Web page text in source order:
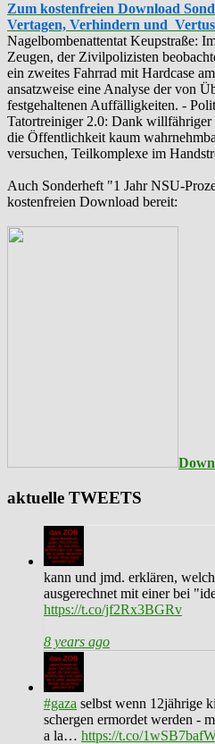
Zum kostenfreien Download
Vertagen, Verhindern und
‪Nagelbombenattentat‬ ‎Keupstraße‬:
Zeugen, der Zivilpolizisten
ein zweites Fahrrad mit Hardcase
ansatzweise eine Analyse der von
festgehaltenen Auffälligkeiten. -
‪Tatortreiniger‬ 2.0: Dank
die Öffentlichkeit kaum
versuchen, Teilkomplexe im
Auch Sonderheft "1 Jahr NSU-
kostenfreien Download bereit:
aktuelle TWEETS
kann und jmd. erklären,
ausgerechnet mit einer bei
https://t.co/jf2Rx3BGRv
8 years ago
#gaza selbst wenn 12jährige
schergen ermordet werden -
a la… https://t.co/